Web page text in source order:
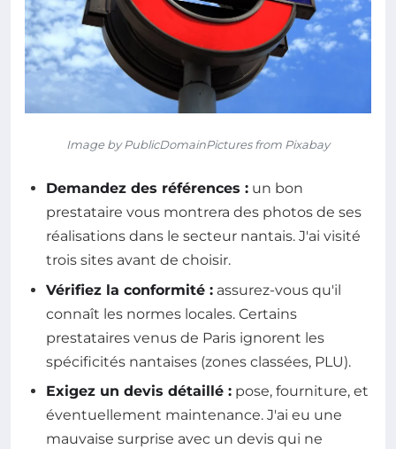
Image by PublicDomainPictures from Pixabay
Demandez des références : un bon
prestataire vous montrera des photos de ses
réalisations dans le secteur nantais. J'ai visité
trois sites avant de choisir.
Vérifiez la conformité : assurez-vous qu'il
connaît les normes locales. Certains
prestataires venus de Paris ignorent les
spécificités nantaises (zones classées, PLU).
Exigez un devis détaillé : pose, fourniture, et
éventuellement maintenance. J'ai eu une
mauvaise surprise avec un devis qui ne